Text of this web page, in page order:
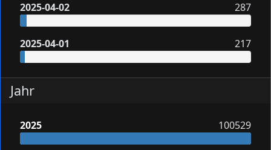
2025-04-02 287
2025-04-01 217
Jahr
2025 100529